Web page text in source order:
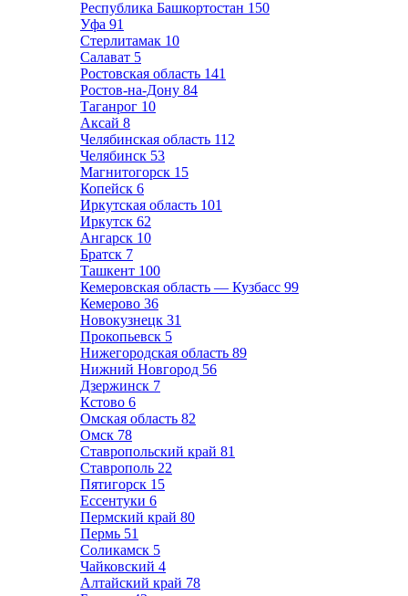
Республика Башкортостан 150
Уфа 91
Стерлитамак 10
Салават 5
Ростовская область 141
Ростов-на-Дону 84
Таганрог 10
Аксай 8
Челябинская область 112
Челябинск 53
Магнитогорск 15
Копейск 6
Иркутская область 101
Иркутск 62
Ангарск 10
Братск 7
Ташкент 100
Кемеровская область — Кузбасс 99
Кемерово 36
Новокузнецк 31
Прокопьевск 5
Нижегородская область 89
Нижний Новгород 56
Дзержинск 7
Кстово 6
Омская область 82
Омск 78
Ставропольский край 81
Ставрополь 22
Пятигорск 15
Ессентуки 6
Пермский край 80
Пермь 51
Соликамск 5
Чайковский 4
Алтайский край 78